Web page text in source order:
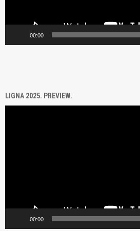
00:00
LIGNA 2025. PREVIEW.
00:00